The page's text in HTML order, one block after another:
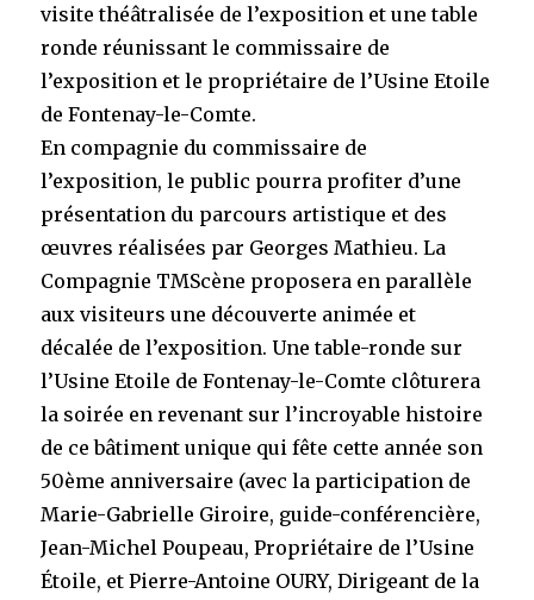
visite théâtralisée de l’exposition et une table
ronde réunissant le commissaire de
l’exposition et le propriétaire de l’Usine Etoile
de Fontenay-le-Comte.
En compagnie du commissaire de
l’exposition, le public pourra profiter d’une
présentation du parcours artistique et des
œuvres réalisées par Georges Mathieu. La
Compagnie TMScène proposera en parallèle
aux visiteurs une découverte animée et
décalée de l’exposition. Une table-ronde sur
l’Usine Etoile de Fontenay-le-Comte clôturera
la soirée en revenant sur l’incroyable histoire
de ce bâtiment unique qui fête cette année son
50ème anniversaire (avec la participation de
Marie-Gabrielle Giroire, guide-conférencière,
Jean-Michel Poupeau, Propriétaire de l’Usine
Étoile, et Pierre-Antoine OURY, Dirigeant de la